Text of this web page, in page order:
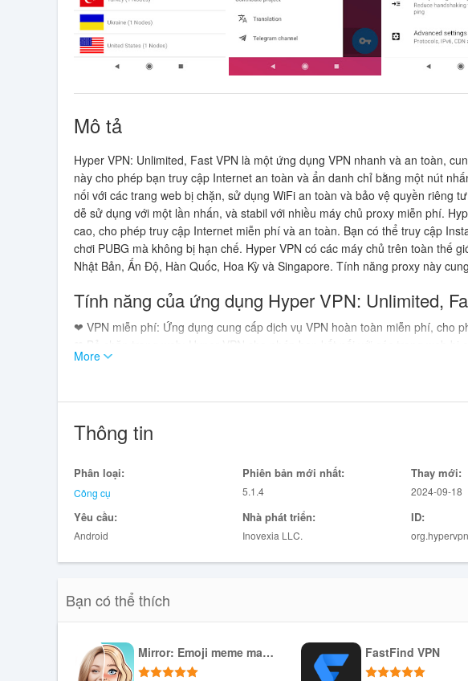
Mô tả
Hyper VPN: Unlimited, Fast VPN là một ứng dụng VPN nhanh và an toàn,
này cho phép bạn truy cập Internet an toàn và ẩn danh chỉ bằng một nút
nối với các trang web bị chặn, sử dụng WiFi an toàn và bảo vệ quyền riêng
dễ sử dụng với một lần nhấn, và stabil với nhiều máy chủ proxy miễn phí.
cao, cho phép truy cập Internet miễn phí và an toàn. Bạn có thể truy cập
chơi PUBG mà không bị hạn chế. Hyper VPN có các máy chủ trên toàn thế
Nhật Bản, Ấn Độ, Hàn Quốc, Hoa Kỳ và Singapore. Tính năng proxy này
Tính năng của ứng dụng Hyper VPN: Unlimited,
❤ VPN miễn phí: Ứng dụng cung cấp dịch vụ VPN hoàn toàn miễn phí, cho
❤ Bỏ chặn trang web: Hyper VPN cho phép bạn kết nối với các trang web bị
❤ Bảo vệ WiFi công cộng: Ứng dụng giúp tăng cường bảo mật khi bạn kết
❤ Kết nối nhanh chóng: Dễ dàng kết nối với máy chủ proxy VPN chỉ với một
cấp dịch vụ VPN tốt hơn.
miễn phí và an toàn.
Kết luận:
Hyper VPN: Unlimited, Fast VPN là một ứng dụng VPN hiệu quả, cho phép
phí. Với các tính năng như kết nối nhanh chóng, máy chủ proxy đám mây
một lựa chọn tốt cho người dùng muốn bảo vệ quyền riêng tư của mình và
More
Thông tin
Phân loại:
Công cụ
Phiên bản mới nhất:
5.1.4
Thay mới:
2024-09-18
Yêu cầu:
Android
Nhà phát triển:
Inovexia LLC.
ID:
Bạn có thể thích
Mirror: Emoji meme maker FastFind VPN